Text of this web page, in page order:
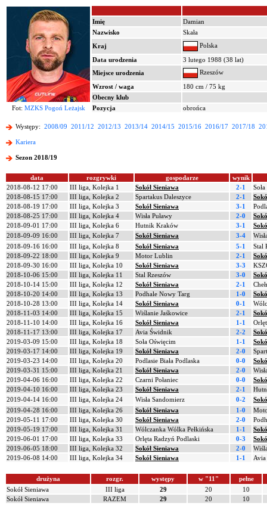
Imię
Damian
Nazwisko
Skała
Kraj
Polska
Data urodzenia
3 lutego 1988 (38 lat)
Miejsce urodzenia
Rzeszów
Wzrost / waga
180 cm / 75 kg
Obecny klub
Fot: MZKS Pogoń Leżajsk Pozycja obrońca
Występy: 2008/09 2011/12 2012/13 2013/14 2014/15 2015/16 2016/17 2017/18
Kariera
Sezon 2018/19
data rozgrywki gospodarze
wynik
2018-08-12 17:00
III liga, Kolejka 1 Sokół Sieniawa 2-1
2018-08-15 17:00
III liga, Kolejka 2 Spartakus Daleszyce 2-1
2018-08-19 17:00
III liga, Kolejka 3 Sokół Sieniawa 3-1
2018-08-25 17:00
III liga, Kolejka 4 Wisła Puławy 2-0
2018-09-01 17:00
III liga, Kolejka 6 Hutnik Kraków 3-1
2018-09-09 16:00
III liga, Kolejka 7 Sokół Sieniawa 3-4
2018-09-16 16:00
III liga, Kolejka 8 Sokół Sieniawa 5-1
Stal
2018-09-22 18:00
III liga, Kolejka 9 Motor Lublin 2-1
2018-09-30 16:00
III liga, Kolejka 10 Sokół Sieniawa 3-3
2018-10-06 15:00
III liga, Kolejka 11 Stal Rzeszów 3-0
2018-10-14 15:00
III liga, Kolejka 12 Sokół Sieniawa 2-1
2018-10-20 14:00
III liga, Kolejka 13 Podhale Nowy Targ 1-0
2018-10-28 13:00
III liga, Kolejka 14 Sokół Sieniawa 0-1
2018-11-03 14:00
III liga, Kolejka 15 Wiślanie Jaśkowice 2-1
2018-11-10 14:00
III liga, Kolejka 16 Sokół Sieniawa 1-1
2018-11-17 13:00
III liga, Kolejka 17 Avia Świdnik 2-2
2019-03-09 15:00
III liga, Kolejka 18 Soła Oświęcim 1-1
2019-03-17 14:00
III liga, Kolejka 19 Sokół Sieniawa 2-0
2019-03-23 14:00
III liga, Kolejka 20 Podlasie Biała Podlaska 0-0
2019-03-31 15:00
III liga, Kolejka 21 Sokół Sieniawa 2-0
2019-04-06 16:00
III liga, Kolejka 22 Czarni Połaniec 0-0
2019-04-10 16:00
III liga, Kolejka 23 Sokół Sieniawa 2-1
2019-04-14 16:00
III liga, Kolejka 24 Wisła Sandomierz 0-2
2019-04-28 16:00
III liga, Kolejka 26 Sokół Sieniawa 1-0
2019-05-11 17:00
III liga, Kolejka 30 Sokół Sieniawa 2-0
2019-05-19 17:00
III liga, Kolejka 31 Wólczanka Wólka Pełkińska 1-1
2019-06-01 17:00
III liga, Kolejka 33 Orlęta Radzyń Podlaski 0-3
2019-06-05 18:00
III liga, Kolejka 32 Sokół Sieniawa 2-0
2019-06-08 14:00
III liga, Kolejka 34 Sokół Sieniawa 1-1
drużyna rozgr. występy w "11"
pełne
Sokół Sieniawa
III liga 29 20
10
Sokół Sieniawa
RAZEM 29 20 10